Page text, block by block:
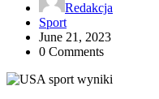
Redakcja
Sport
June 21, 2023
0 Comments